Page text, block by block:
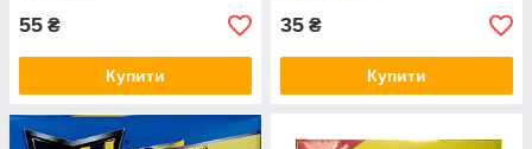
55 ₴
Купити
35 ₴
Купити